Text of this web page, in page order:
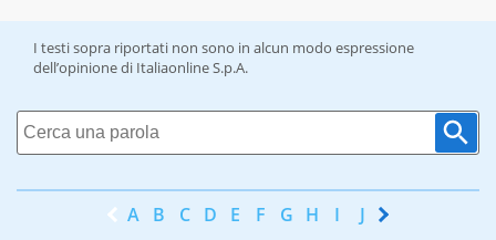
I testi sopra riportati non sono in alcun modo espressione
dell’opinione di Italiaonline S.p.A.
A B C D E F G H I J K